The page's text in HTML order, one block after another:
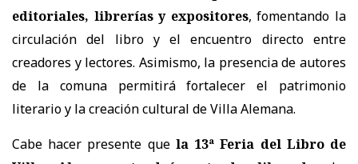
editoriales, librerías y expositores, fomentando la
circulación del libro y el encuentro directo entre
creadores y lectores. Asimismo, la presencia de autores
de la comuna permitirá fortalecer el patrimonio
literario y la creación cultural de Villa Alemana.
Cabe hacer presente que la 13ª Feria del Libro de